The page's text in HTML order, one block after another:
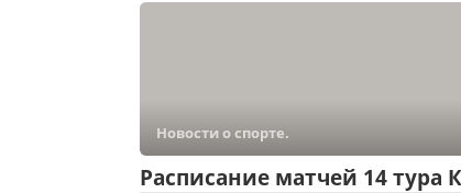
Новости о спорте.
Расписание матчей 14 тура